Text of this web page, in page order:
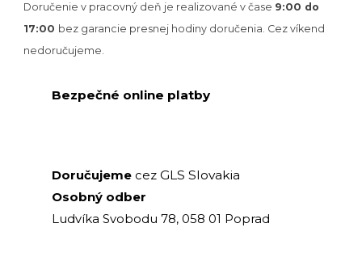
Doručenie v pracovný deň je realizované v čase 9:00 do
17:00 bez garancie presnej hodiny doručenia. Cez víkend
nedoručujeme.
Bezpečné online platby
Doručujeme cez GLS Slovakia
Osobný odber
Ludvíka Svobodu 78, 058 01 Poprad